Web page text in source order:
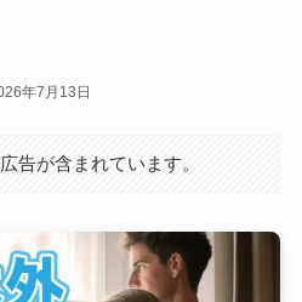
年7月13日
告が含まれています。